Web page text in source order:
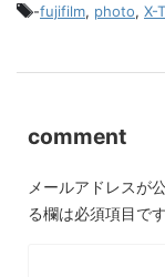
-fujifilm, photo, X-
comment
メールアドレスが
る欄は必須項目です